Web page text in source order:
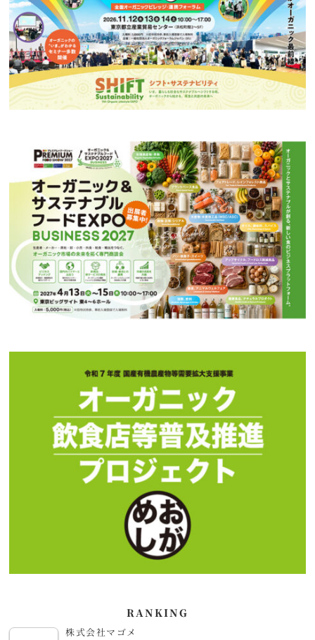
RANKING
株式会社マゴメ